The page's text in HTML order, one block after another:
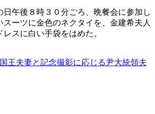
日午後８時３０分ごろ、晩餐会に参加し
スーツに金色のネクタイを、金建希夫人
スに白い手袋をはめた。
王夫妻と記念撮影に応じる尹大統領夫